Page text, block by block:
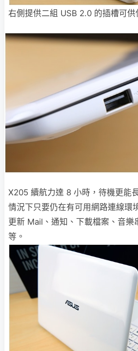
右側提供二組 USB 2.0 的插槽可供
X205 續航力達 8 小時，待機更能
情況下只要仍在有可用網路連線環
更新 Mail、通知、下載檔案、音樂
等。